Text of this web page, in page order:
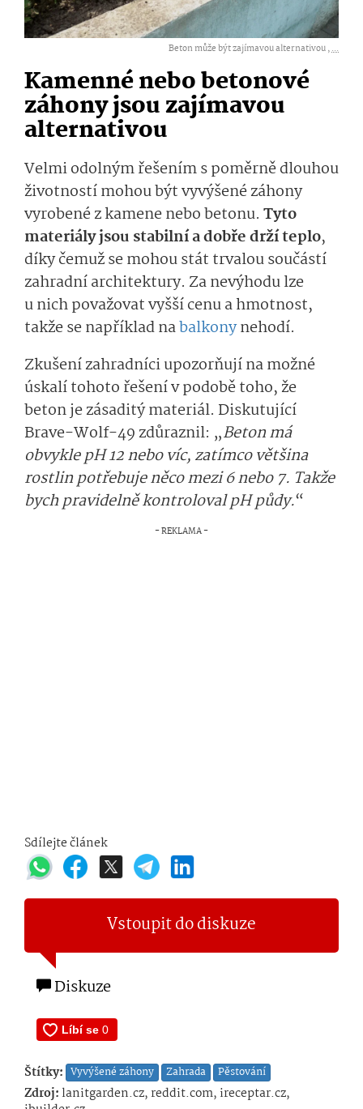
Beton může být zajímavou alternativou ,...
Kamenné nebo betonové
záhony jsou zajímavou
alternativou
Velmi odolným řešením s poměrně dlouhou
životností mohou být vyvýšené záhony
vyrobené z kamene nebo betonu. Tyto
materiály jsou stabilní a dobře drží teplo,
díky čemuž se mohou stát trvalou součástí
zahradní architektury. Za nevýhodu lze
u nich považovat vyšší cenu a hmotnost,
takže se například nabalkonynehodí.
Zkušení zahradníci upozorňují na možné
úskalí tohoto řešení v podobě toho, že
beton je zásaditý materiál. Diskutující
Brave-Wolf-49 zdůraznil: „Beton má
obvykle pH 12 nebo víc, zatímco většina
rostlin potřebuje něco mezi 6 nebo 7. Takže
bych pravidelně kontroloval pH půdy.“
Sdílejte článek
Vstoupit do diskuze
Diskuze
Štítky: Vyvýšené záhony Zahrada Pěstování
Zdroj:lanitgarden.cz, reddit.com, ireceptar.cz,